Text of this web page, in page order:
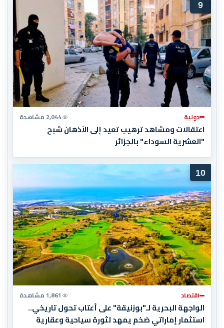
9
دولية 2,044 مشاهدة
اعتقالات ومشاهد ترهيب تعيد إلى الأذهان شبح
"العشرية السوداء" بالجزائر
10
اقتصاد 1,861 مشاهدة
الواجهة البحرية لـ"بوزنيقة" على أعتاب تحول تاريخي..
استثمار إماراتي ضخم يمهد لثورة سياحية وعقارية